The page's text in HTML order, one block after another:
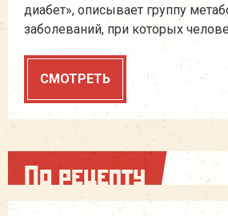
диабет», описывает группу
заболеваний, при которых
СМОТРЕТЬ
По рецепту